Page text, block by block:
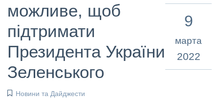
можливе, щоб
підтримати
Президента України
Зеленського
Новини та Дайджести
9
марта
2022